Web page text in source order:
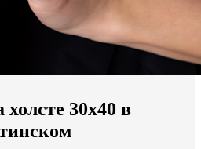
30х40 в